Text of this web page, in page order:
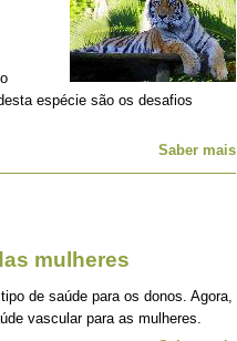
espécie são os desafios
Saber mais
mulheres
de saúde para os donos. Agora,
vascular para as mulheres.